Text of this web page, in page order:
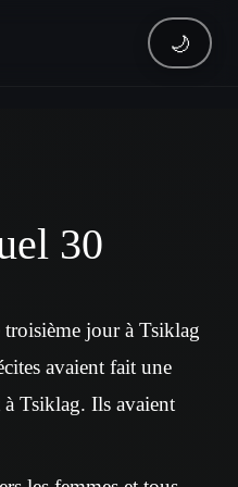
🌙
30
jour à Tsiklag
avaient fait une
Tsiklag. Ils avaient